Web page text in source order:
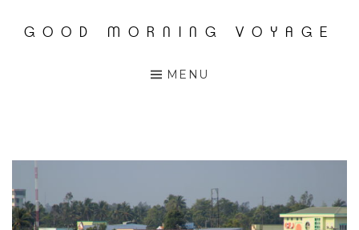
AccéderGOOD MORNING VOYAGE
MENU